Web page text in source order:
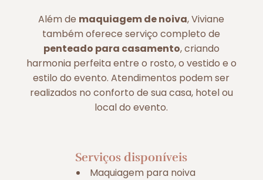
Além de maquiagem de noiva, Viviane
também oferece serviço completo de
penteado para casamento, criando
harmonia perfeita entre o rosto, o vestido e o
estilo do evento. Atendimentos podem ser
realizados no conforto de sua casa, hotel ou
local do evento.
Serviços disponíveis
Maquiagem para noiva